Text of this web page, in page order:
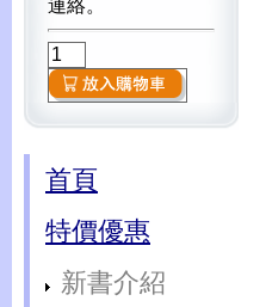
連絡。
首頁
特價優惠
新書介紹